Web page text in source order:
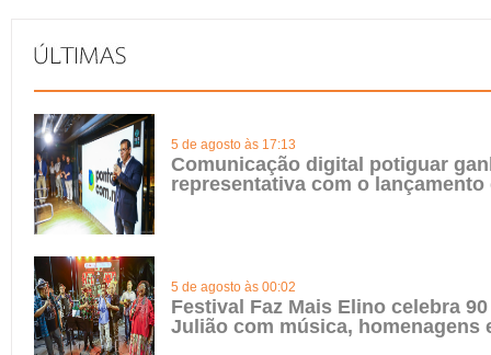
5 de agosto às 17:13
Comunicação digital potiguar
representativa com o lançamento
5 de agosto às 00:02
Festival Faz Mais Elino celebra
Julião com música, homenagens